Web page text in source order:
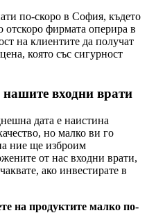
по-скоро в София, където
отскоро фирмата оперира в
на клиентите да получат
която със сигурност
входни врати
дата е наистина
но малко ви го
ние ще изброим
от нас входни врати,
ако инвестирате в
на продуктите малко по-